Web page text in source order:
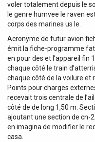
voler totalement depuis le
le genre humvee le raven
corps des marines us le.
Acronyme de futur avion
émit la fiche-programme
en pour des et l’appareil fin
chaque côté le train
chaque côté de la voilure et
Points pour charges
recevait trois centrale de
côté de de long 1,50 m.
ajoutant une section de cn-
en imagina de modifier le
casa.